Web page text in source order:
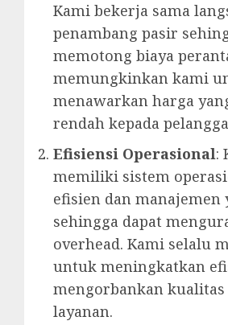
Kami bekerja sama
penambang pasir
memotong biaya
memungkinkan kami
menawarkan harga
rendah kepada
Efisiensi Operasional:
memiliki sistem
efisien dan manajemen
sehingga dapat
overhead. Kami selalu
untuk meningkatkan
mengorbankan
layanan.